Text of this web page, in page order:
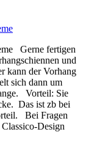
Gerne fertigen
und
kann der Vorhang
sich dann um
Vorteil: Sie
Das ist zb bei
Bei Fragen
Design